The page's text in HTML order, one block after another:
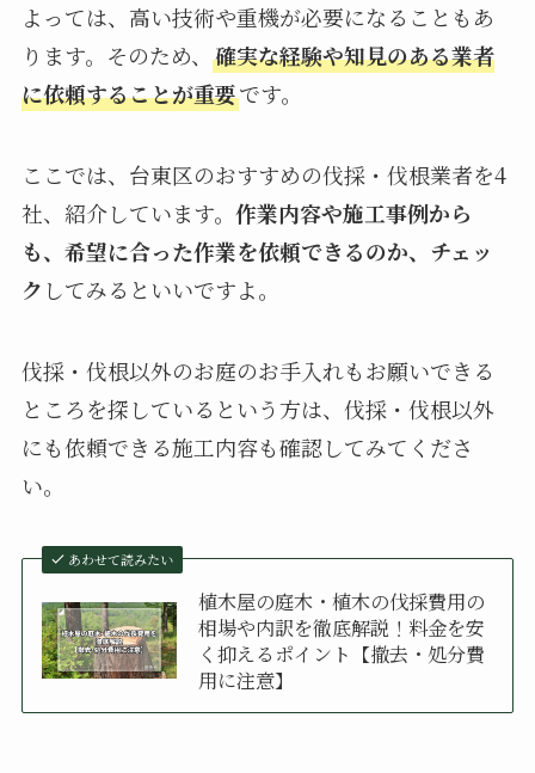
よっては、高い技術や重機が必要になることもあ
ります。そのため、 確実な経験や知見のある業者
に依頼することが重要です。
ここでは、台東区のおすすめの伐採・伐根業者を4
社、紹介しています。 作業内容や施工事例から
も、希望に合った作業を依頼できるのか、チェッ
ク してみるといいですよ。
伐採・伐根以外のお庭のお手入れもお願いできる
ところを探しているという方は、伐採・伐根以外
にも依頼できる施工内容も確認してみてくださ
い。
あわせて読みたい
植木屋の庭木・植木の伐採費用の
相場や内訳を徹底解説！料金を安
く抑えるポイント【撤去・処分費
用に注意】